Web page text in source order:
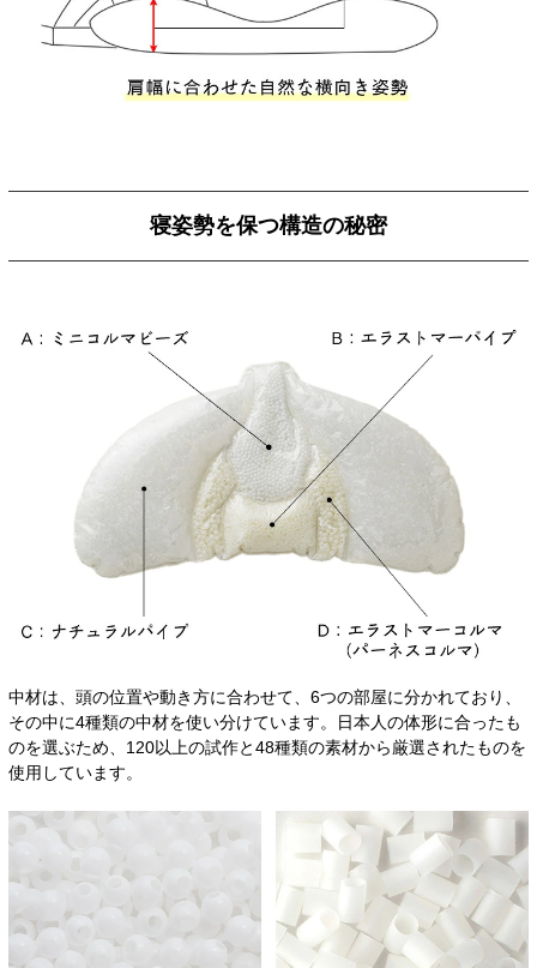
寝姿勢を保つ構造の秘密
中材は、頭の位置や動き方に合わせて、6つの部屋に分かれており、
その中に4種類の中材を使い分けています。日本人の体形に合ったも
のを選ぶため、120以上の試作と48種類の素材から厳選されたものを
使用しています。